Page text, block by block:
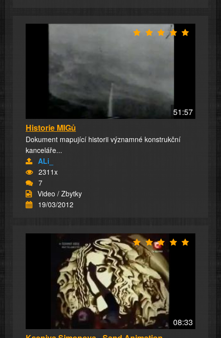
51:57
Historie MIGů
Dokument mapující historii významné konstrukční
kanceláře...
ALi_
2311x
7
Video / Zbytky
19/03/2012
08:33